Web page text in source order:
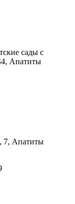
сады с
Апатиты
7, Апатиты